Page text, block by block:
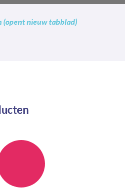
(opent nieuw tabblad)